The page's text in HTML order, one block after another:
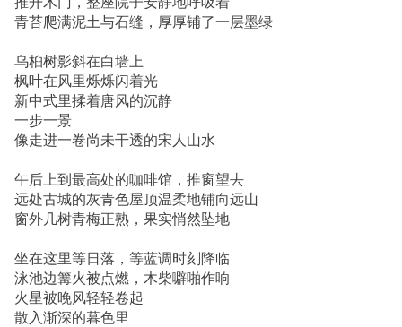
青苔爬满泥土与石缝，厚厚铺了一层墨绿
乌桕树影斜在白墙上
枫叶在风里烁烁闪着光
新中式里揉着唐风的沉静
一步一景
像走进一卷尚未干透的宋人山水
午后上到最高处的咖啡馆，推窗望去
远处古城的灰青色屋顶温柔地铺向远山
窗外几树青梅正熟，果实悄然坠地
坐在这里等日落，等蓝调时刻降临
泳池边篝火被点燃，木柴噼啪作响
火星被晚风轻轻卷起
散入渐深的暮色里